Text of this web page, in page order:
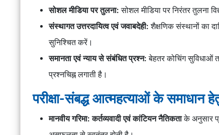
सोशल मीडिया पर तुलना:सोशल मीडिया पर निरंतर तुलना
संस्थागत उत्तरदायित्व एवं जवाबदेही:शैक्षणिक संस्थानों का
सुनिश्चित करें।
समानता एवं न्याय से संबंधित प्रश्न:बेहतर कोचिंग सुविधाओं
प्रश्नचिह्न लगाती है।
परीक्षा-संबद्ध आत्महत्याओं के समाधान
मानवीय गरिमा:कर्तव्यवादी एवं कांटियन नैतिकताके अनुसार